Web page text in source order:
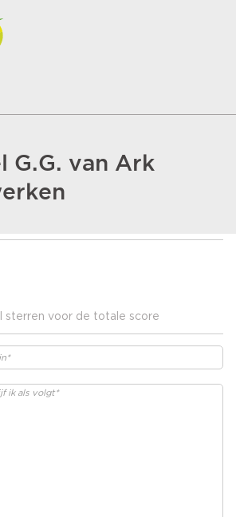
G.G. van Ark
sterren voor de totale score